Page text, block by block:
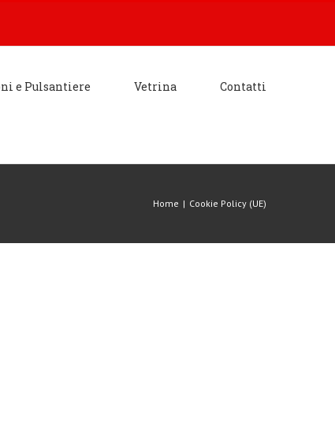
e Pulsantiere Vetrina Contatti
Home | Cookie Policy (UE)